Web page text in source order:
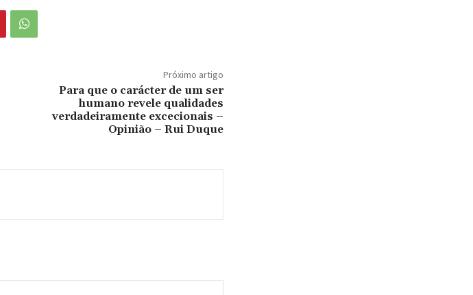
Próximo artigo
Para que o carácter de um ser
humano revele qualidades
verdadeiramente excecionais –
Opinião – Rui Duque